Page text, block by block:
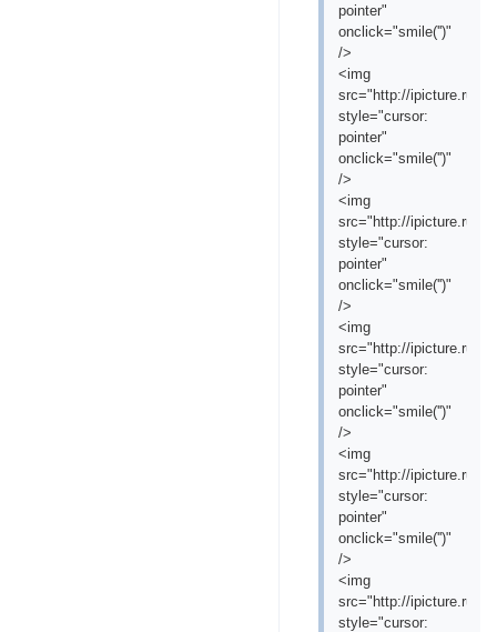
pointer"
onclick="smile('')"
/>
<img
src="http://ipicture.ru/
style="cursor:
pointer"
onclick="smile('')"
/>
<img
src="http://ipicture.ru/
style="cursor:
pointer"
onclick="smile('')"
/>
<img
src="http://ipicture.ru/
style="cursor:
pointer"
onclick="smile('')"
/>
<img
src="http://ipicture.ru/
style="cursor:
pointer"
onclick="smile('')"
/>
<img
src="http://ipicture.ru/
style="cursor: